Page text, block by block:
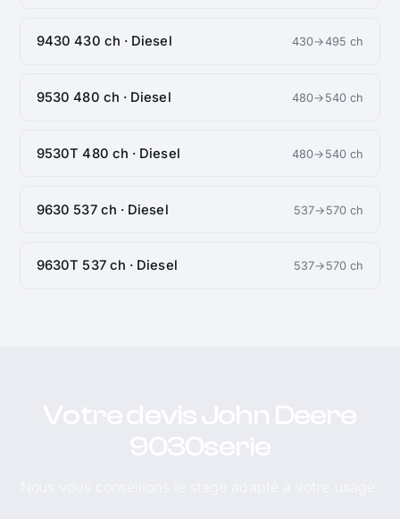
9430 430 ch · Diesel 430→495 ch
9530 480 ch · Diesel 480→540 ch
9530T 480 ch · Diesel 480→540 ch
9630 537 ch · Diesel 537→570 ch
9630T 537 ch · Diesel 537→570 ch